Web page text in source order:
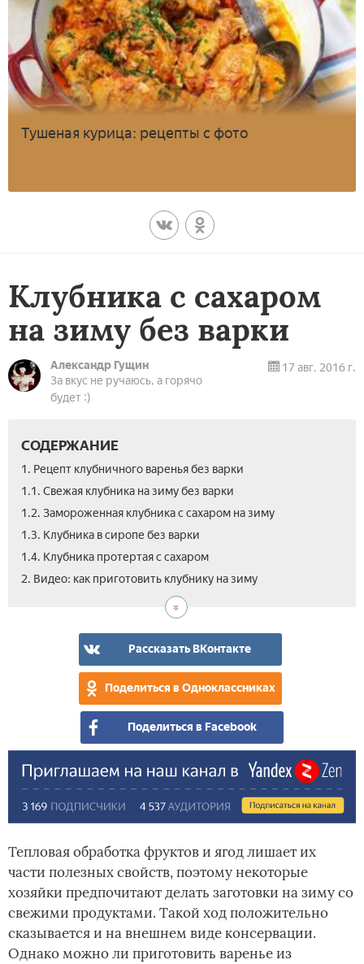
Тушеная курица: рецепты с фото
Клубника с сахаром
на зиму без варки
Александр Гущин
За вкус не ручаюсь, а горячо
будет :)
17 авг. 2016 г.
СОДЕРЖАНИЕ
1. Рецепт клубничного варенья без варки
1.1. Свежая клубника на зиму без варки
1.2. Замороженная клубника с сахаром на зиму
1.3. Клубника в сиропе без варки
1.4. Клубника протертая с сахаром
2. Видео: как приготовить клубнику на зиму
Рассказать ВКонтакте
Поделиться в Одноклассниках
Поделиться в Facebook
Тепловая обработка фруктов и ягод лишает их
части полезных свойств, поэтому некоторые
хозяйки предпочитают делать заготовки на зиму со
свежими продуктами. Такой ход положительно
сказывается и на внешнем виде консервации.
Однако можно ли приготовить варенье из